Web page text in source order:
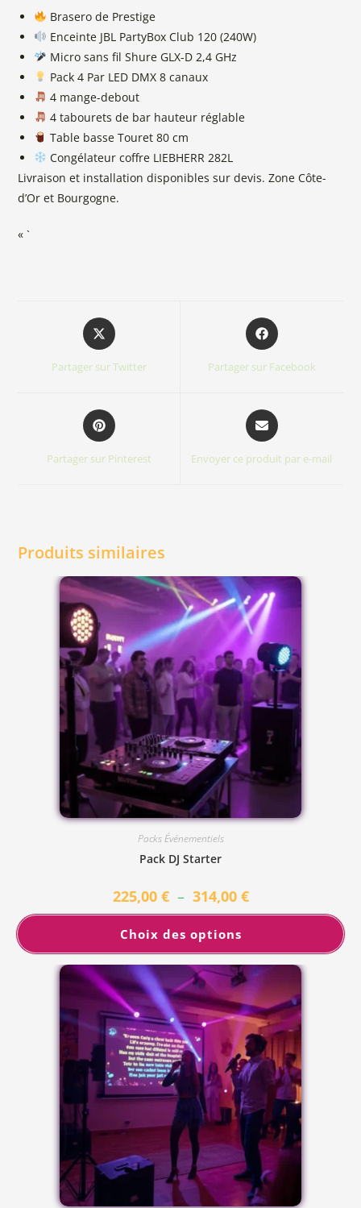
Brasero de Prestige
Enceinte JBL PartyBox Club 120 (240W)
Micro sans fil Shure GLX-D 2,4 GHz
Pack 4 Par LED DMX 8 canaux
4 mange-debout
4 tabourets de bar hauteur réglable
Table basse Touret 80 cm
Congélateur coffre LIEBHERR 282L
Livraison et installation disponibles sur devis. Zone Côte-
d’Or et Bourgogne.
« `
Partager sur Twitter Partager sur Facebook
Partager sur Pinterest Envoyer ce produit par e-mail
Produits similaires
Packs Événementiels
Pack DJ Starter
225,00 € – 314,00 €
Choix des options